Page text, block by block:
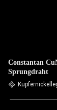
Constantan
Sprungdraht